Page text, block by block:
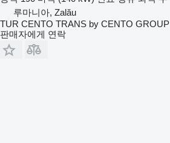
루마니아, Zalău
TUR CENTO TRANS by CENTO GROUP
판매자에게 연락